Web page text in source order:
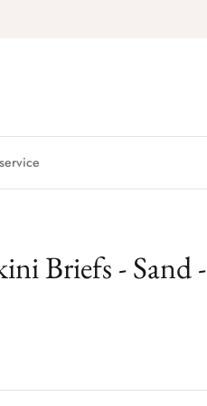
Briefs - Sand -